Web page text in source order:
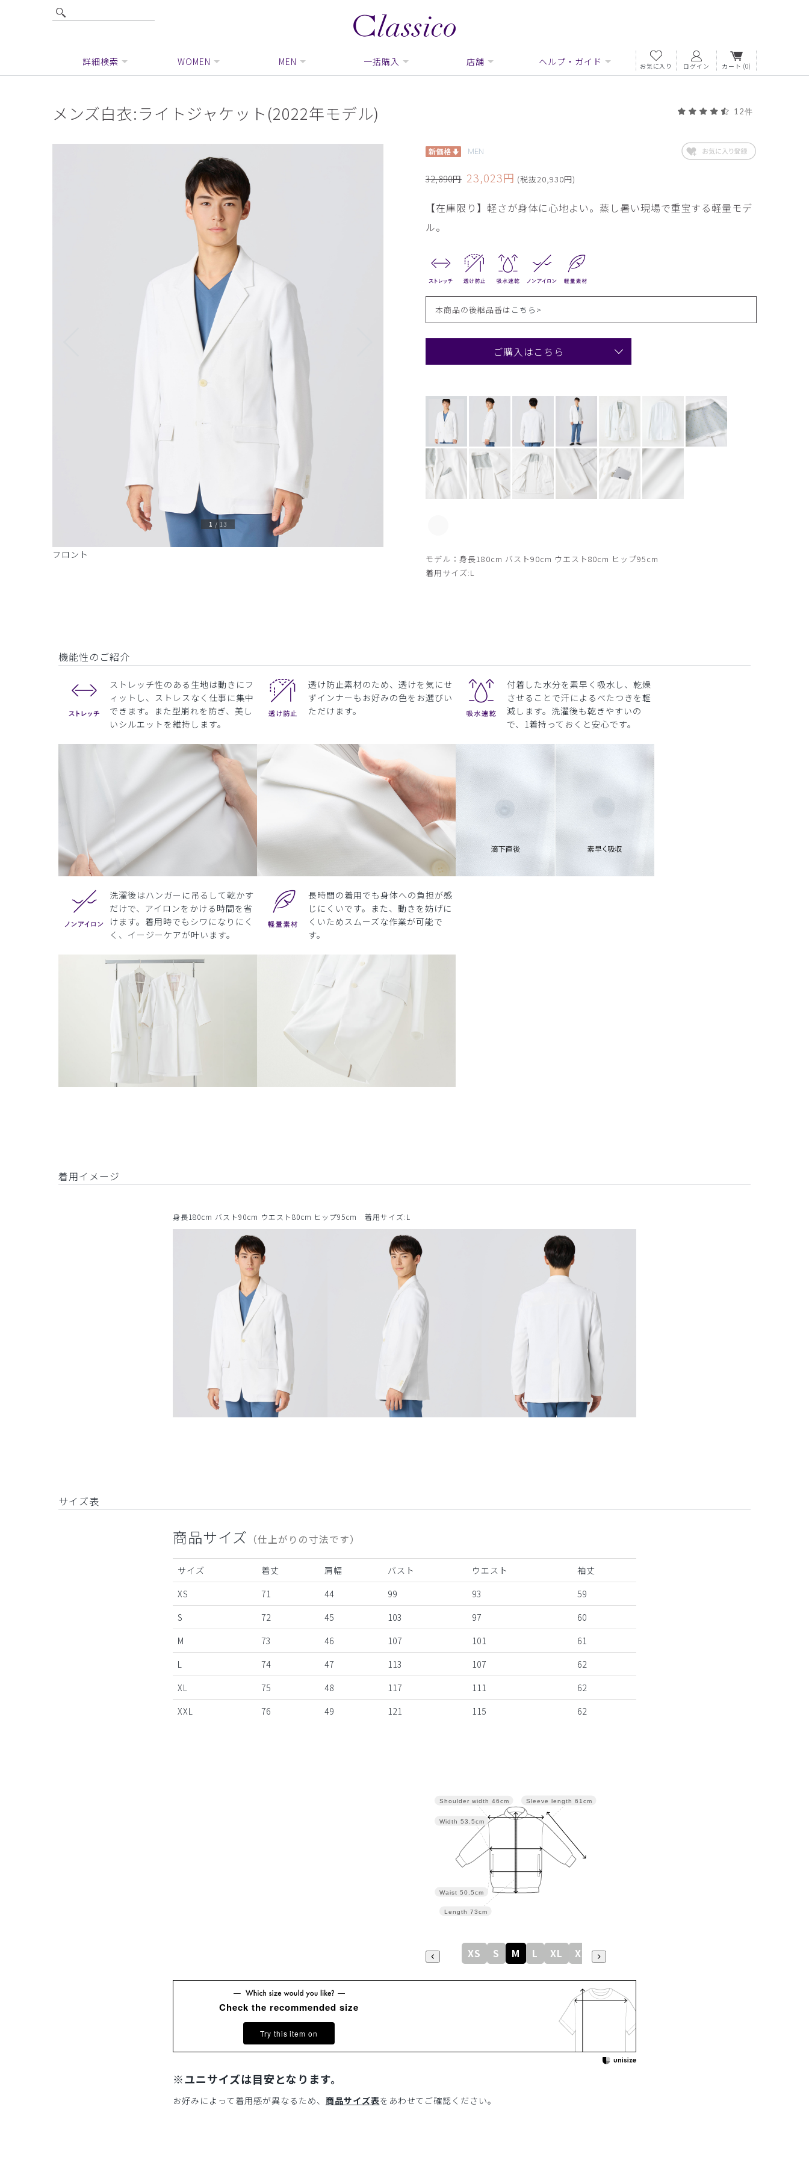
詳細検索 WOMEN MEN 一括購入 店舗 ヘルプ・ガイド お気に入り ログイン カート (0)
メンズ白衣:ライトジャケット(2022年モデル) 12件
フロント
1 / 13
MEN
32,890円 23,023円 (税抜20,930円)
【在庫限り】軽さが身体に心地よい。蒸し暑い現場で重宝する軽量モデ
ル。
本商品の後継品番は こちら>
ご購入はこちら
モデル：身長180cm バスト90cm ウエスト80cm ヒップ95cm
着用サイズ:L
機能性のご紹介
ストレッチ性のある生地は動きにフ
ィットし、ストレスなく仕事に集中
できます。また型崩れを防ぎ、美し
いシルエットを維持します。
透け防止素材のため、透けを気にせ
ずインナーもお好みの色をお選びい
ただけます。
付着した水分を素早く吸水し、乾燥
させることで汗によるべたつきを軽
減します。洗濯後も乾きやすいの
で、1着持っておくと安心です。
洗濯後はハンガーに吊るして乾かす
だけで、アイロンをかける時間を省
けます。着用時でもシワになりにく
く、イージーケアが叶います。
長時間の着用でも身体への負担が感
じにくいです。また、動きを妨げに
くいためスムーズな作業が可能で
す。
着用イメージ
身長180cm バスト90cm ウエスト80cm ヒップ95cm 着用サイズ:L
サイズ表
商品サイズ （仕上がりの寸法です）
サイズ 着丈 肩幅 バスト ウエスト
袖丈
XS
71 44 99 93
59
S
72 45 103 97
60
M
73 46 107 101
61
L
74 47 113 107
62
XL
75 48 117 111
62
XXL
76 49 121 115 62
Sleeve length 61cm
Length 73cm
Waist 50.5cm
Width 53.5cm
Shoulder width 46cm
XS S M L XL XXL
Check the recommended size
Try this item on
※ユニサイズは目安となります。
お好みによって着用感が異なるため、 商品サイズ表をあわせてご確認ください。